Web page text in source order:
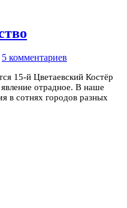
5 комментариев
15-й Цветаевский Костёр
отрадное. В наше
в сотнях городов разных